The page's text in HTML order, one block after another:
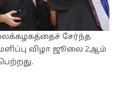
சேர்ந்த
விழா ஜூலை 2ஆம்